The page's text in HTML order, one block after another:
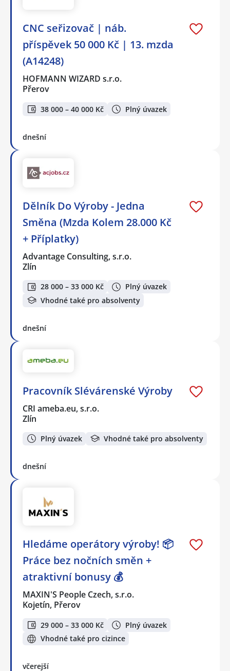
CNC seřizovač | náb.
příspěvek 50 000 Kč | 13. mzda
(A14248)
HOFMANN WIZARD s.r.o.
Přerov
38 000 – 40 000 Kč Plný úvazek
dnešní
Dělník Do Výroby - Jedna
Směna (Mzda Kolem 28.000 Kč
+ Příplatky)
Advantage Consulting, s.r.o.
Zlín
28 000 – 33 000 Kč
Plný úvazek
Vhodné také pro absolventy
dnešní
Pracovník Slévárenské Výroby
CRI ameba.eu, s.r.o.
Zlín
Plný úvazek Vhodné také pro absolventy
dnešní
Hledáme operátory výroby! 📦
Práce bez nočních směn +
atraktivní bonusy 💰
MAXIN'S People Czech, s.r.o.
Kojetín, Přerov
29 000 – 33 000 Kč
Plný úvazek
Vhodné také pro cizince
včerejší